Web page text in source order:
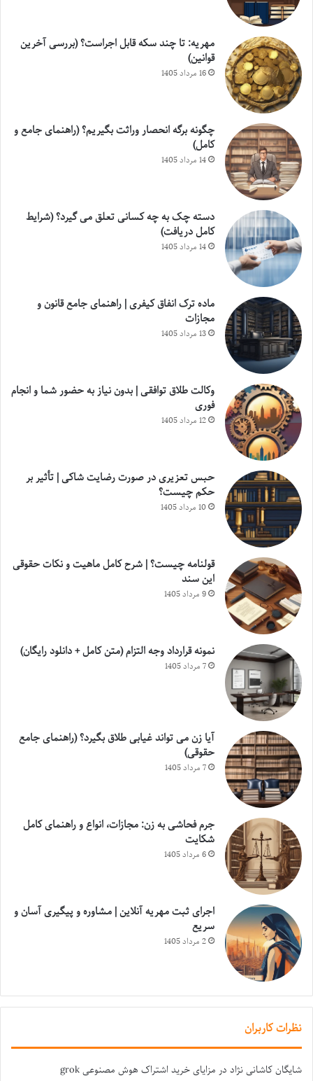
مهریه: تا چند سکه قابل اجراست؟ (بررسی آخرین
قوانین)
16 مرداد 1405
چگونه برگه انحصار وراثت بگیریم؟ (راهنمای جامع و
کامل)
14 مرداد 1405
دسته چک به چه کسانی تعلق می گیرد؟ (شرایط
کامل دریافت)
14 مرداد 1405
ماده ترک انفاق کیفری | راهنمای جامع قانون و
مجازات
13 مرداد 1405
وکالت طلاق توافقی | بدون نیاز به حضور شما و انجام
فوری
12 مرداد 1405
حبس تعزیری در صورت رضایت شاکی | تأثیر بر
حکم چیست؟
10 مرداد 1405
قولنامه چیست؟ | شرح کامل ماهیت و نکات حقوقی
این سند
9 مرداد 1405
نمونه قرارداد وجه التزام (متن کامل + دانلود رایگان)
7 مرداد 1405
آیا زن می تواند غیابی طلاق بگیرد؟ (راهنمای جامع
حقوقی)
7 مرداد 1405
جرم فحاشی به زن: مجازات، انواع و راهنمای کامل
شکایت
6 مرداد 1405
اجرای ثبت مهریه آنلاین | مشاوره و پیگیری آسان و
سریع
2 مرداد 1405
نظرات کاربران
شایگان کاشانی نژاد در مزایای خرید اشتراک هوش مصنوعی grok